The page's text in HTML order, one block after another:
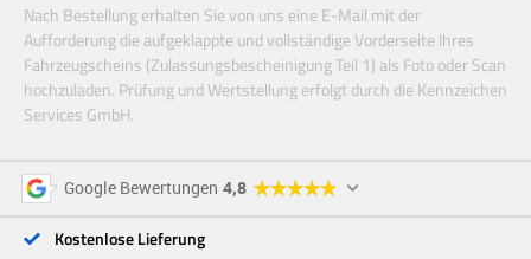
Nach Bestellung erhalten Sie von uns eine E-Mail mit der
Aufforderung die aufgeklappte und vollständige Vorderseite Ihres
Fahrzeugscheins (Zulassungsbescheinigung Teil 1) als Foto oder Scan
hochzuladen. Prüfung und Wertstellung erfolgt durch die Kennzeichen
Services GmbH.
Google Bewertungen 4,8
4 Sterne
3 Sterne
<1 %
2 Sterne
Kostenlose Lieferung